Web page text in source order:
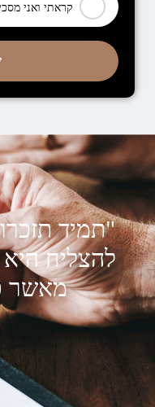
קראתי ואני
"תמיד
להצליח
מאשר